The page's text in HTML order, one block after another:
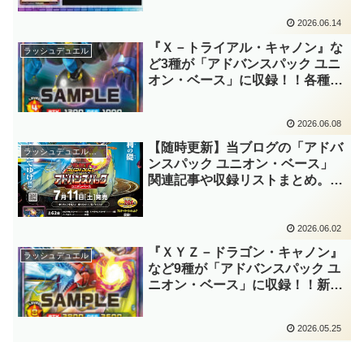
秀なドローソースとなるモンスタ
ーですね。【遊戯王ラッシュデュ
エル】
2026.06.14
ラッシュデュエル
『Ｘ－トライアル・キャノン』な
ど3種が「アドバンスパック ユニ
オン・ベース」に収録！！各種
墓地フュージョンまで行えるのは
優秀過ぎますね～。【遊戯王ラッ
シュデュエル】
2026.06.08
ラッシュデュエルまとめ
【随時更新】当ブログの「アドバ
ンスパック ユニオン・ベース」
関連記事や収録リストまとめ。新
さながらの「ＸＹＺ」が使用可能
となりました！！【遊戯王ラッシ
ュデュエル】
2026.06.02
ラッシュデュエル
『ＸＹＺ－ドラゴン・キャノン』
など9種が「アドバンスパック ユ
ニオン・ベース」に収録！！新ギ
「ＸＹＺ」が見事に再現されてい
2026.05.25